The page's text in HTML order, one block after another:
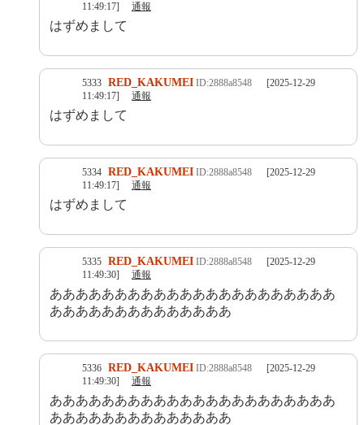
11:49:17]
通報
はずめまして
5333 RED_KAKUMEI ID:2888a8548
[2025-12-29
11:49:17]
通報
はずめまして
5334 RED_KAKUMEI ID:2888a8548
[2025-12-29
11:49:17]
通報
はずめまして
5335 RED_KAKUMEI ID:2888a8548
[2025-12-29
11:49:30]
通報
ああああああああああああああああああああああ
ああああああああああああああ
5336 RED_KAKUMEI ID:2888a8548
[2025-12-29
11:49:30]
通報
ああああああああああああああああああああああ
ああああああああああああああ